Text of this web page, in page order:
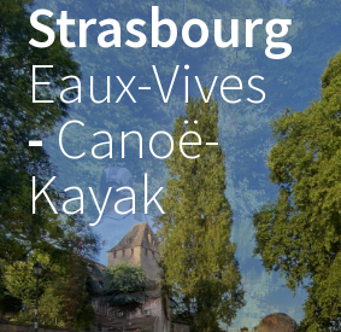
Skip
to
content
Strasbourg
Eaux-Vives
-Canoë-
Kayak